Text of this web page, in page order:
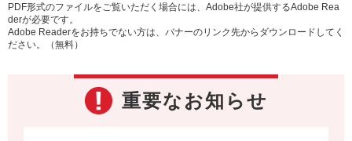
PDF形式のファイルをご覧いただく場合には、Adobe社が提供するAdobe Rea
derが必要です。
Adobe Readerをお持ちでない方は、バナーのリンク先からダウンロードしてく
ださい。（無料）
重要なお知らせ